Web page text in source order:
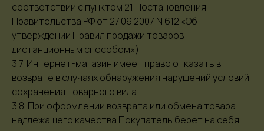
соответствии с пунктом 21 Постановления
Правительства РФ от 27.09.2007 N 612 «Об
утверждении Правил продажи товаров
дистанционным способом»).
3.7. Интернет-магазин имеет право отказать в
возврате в случаях обнаружения нарушений условий
сохранения товарного вида.
3.8. При оформлении возврата или обмена товара
надлежащего качества Покупатель берет на себя